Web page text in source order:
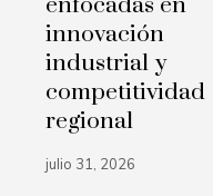
innovación
industrial y
competitividad
regional
julio 31, 2026